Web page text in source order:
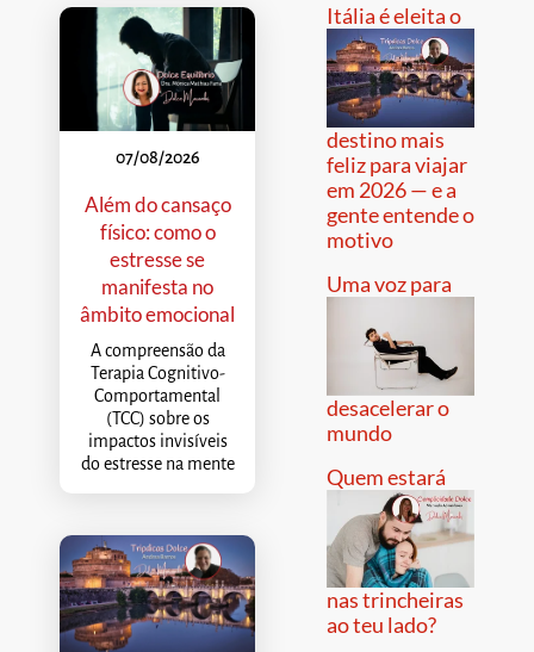
07/08/2026
Além do cansaço
físico: como o
estresse se
manifesta no
âmbito emocional
A compreensão da
Terapia Cognitivo-
Comportamental
(TCC) sobre os
impactos invisíveis
do estresse na mente
Itália é eleita o
destino mais
feliz para viajar
em 2026 — e a
gente entende o
motivo
Uma voz para
desacelerar o
mundo
Quem estará
nas trincheiras
ao teu lado?